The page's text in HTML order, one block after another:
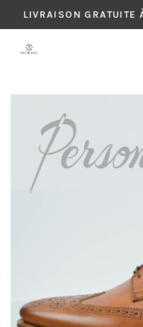
LIVRAISON GRATUITE